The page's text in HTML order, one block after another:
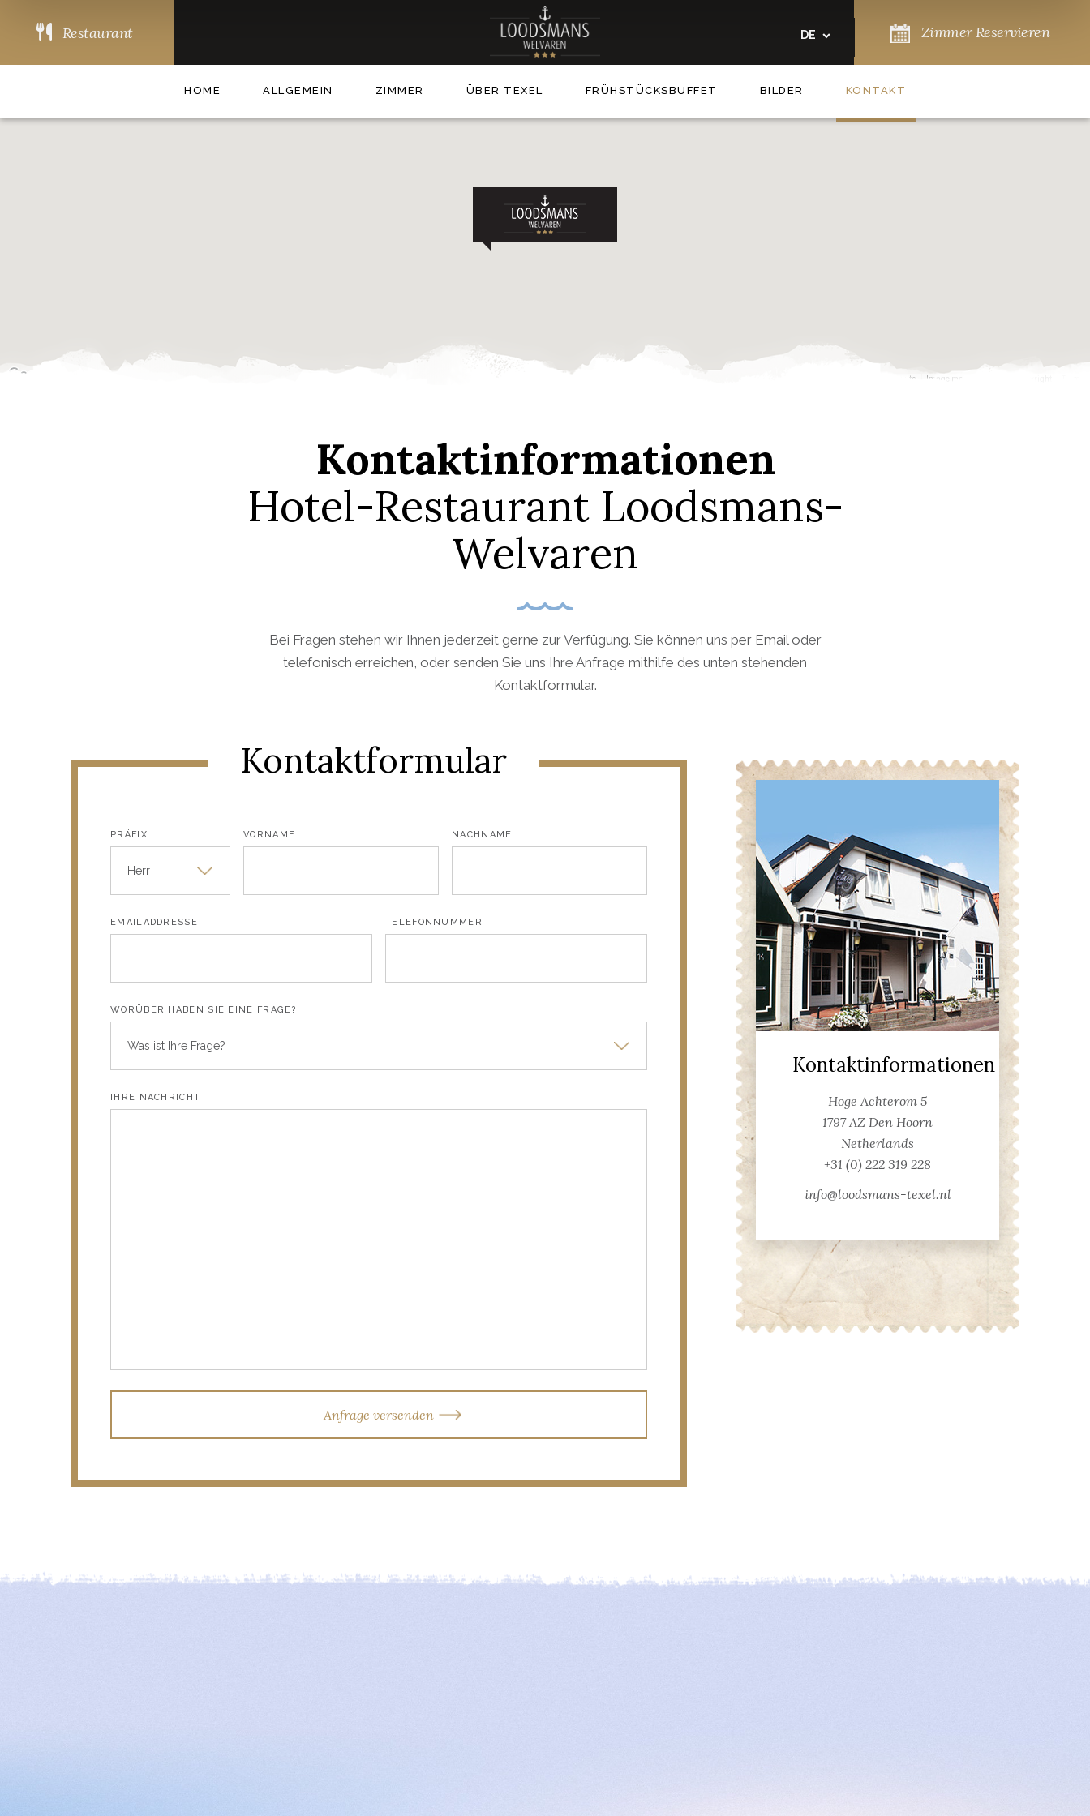
Zimmer Reservieren
Restaurant DE
HOME ALLGEMEIN ZIMMER ÜBER TEXEL FRÜHSTÜCKSBUFFET BILDER KONTAKT
Keyboard shortcuts Image may be subject to copyright
Kontaktinformationen
Hotel-Restaurant Loodsmans-
Welvaren
Bei Fragen stehen wir Ihnen jederzeit gerne zur Verfügung. Sie können uns per Email oder
telefonisch erreichen, oder senden Sie uns Ihre Anfrage mithilfe des unten stehenden
Kontaktformular.
Kontaktformular
PRÄFIX
Herr
VORNAME NACHNAME
EMAILADDRESSE TELEFONNUMMER
WORÜBER HABEN SIE EINE FRAGE?
Was ist Ihre Frage?
IHRE NACHRICHT
Anfrage versenden
Kontaktinformationen
Hoge Achterom 5
1797 AZ Den Hoorn
Netherlands
+31 (0) 222 319 228
info@loodsmans-texel.nl